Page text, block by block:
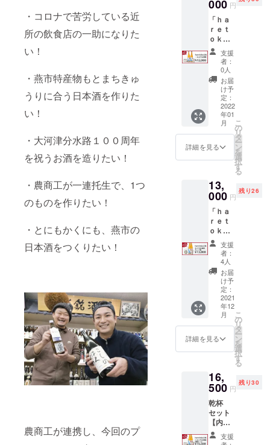
・コロナで苦労している近
所の飲食店の一助になりた
い！
・燕市特産物もとまちきゅ
うりに合う日本酒を作りた
い！
・大河津分水路１００周年
を祝うお酒を造りたい！
・農商工が一連托生で、1つ
のものを作りたい！
・とにもかくにも、燕市の
日本酒をつくりたい！
農商工が連携し、今回のプ
卓に欠
かせな
い商品
です。
熱々の
白米の
上にの
せて召
し上が
るもよ
し、お
酒の共
に召し
上がる
もよし
の万能
食品で
べて手
作業で
製造
し、添
加物・
保存料
を一切
使用し
ていま
せん。
・燕市
特産物
の食材
を使
用。
（①②
使用）
①「も
とまち
り」
（本町
そ菜出
荷組
合）
②「菌
床しい
たけ」
ワース
ポット
でもあ
る弥彦
山の水
と燕市
産五百
万石が
造り出
す日本
酒を是
非お試
しくだ
カッパ
１５０
潟県燕
市にあ
る「料
亭 明
治屋」
製造の
食品で
す。 地
元名産
の「も
とまち
きゅう
り」と
「菌床
しいた
け」を
メイン
食材に
し、家
庭の食
卓に欠
かせな
い商品
です。
熱々の
白米の
最適で
す。 パ
ワース
ポット
でもあ
る弥彦
山の水
と燕市
産五百
万石が
造り出
す日本
酒を是
非お試
さい。
屋 謹
空パッ
ク）：
１ケ ・
「想い
を込め
た御礼
状」
※「ｈａ
ｒｅｔ
ｏｋ
ｅ」
「昆布
パ」は
体験日
いたし
ます。
※当日
は、ス
ワッグ
作りの
専門家
の先生
をお招
きし丁
寧にご
指導し
ながら
の作成
になり
で、初
心者の
ご参加
いただ
けま
す。 ※
画像は
イメー
ジで
１５０
g」（料
亭 明治
屋 謹
製）：
１ケ ・
想いを
込めた
御礼状
￥１
０，０
００ ≪
清酒
ｈａｒ
ｅｔｏ
ぼりた
て生原
米：五
百万石
（燕市
産：ひ
うら農
場） 精
米歩
合：６
０％
（純米
吟醸規
格） ア
ル度
数：１
値） 五
百万石
ならで
はの、
コメの
旨味を
感じら
ぼりた
て生原
酒」７
２０
ml：１
本 ・
「まど
ろむ酒
器
桜」
（株式
会社新
越ワー
ク
ス）：
１５０
g」（料
亭 明治
屋 謹
製）：3
ケ ・想
いを込
めた御
礼状
￥１
１，０
００ 酒
米：五
百万石
（燕市
産：ひ
うら農
０％
（純米
格） ア
ルコー
ル度
数：１
000 円
「ｈａ
ｒｅｔ
ｏｋ
ｅ」２
本″まど
ろむ酒
器″セッ
ト（※２
０２２
年１月
お届け
品で
す。）
【内
容】 ・
「清
ａｒｅ
ｔｏｋ
ｅ 純
米吟
醸 し
ぼりた
て生原
酒」７
２０
ml：２
本 ・
「まど
ろむ酒
器
桜」
（株式
会社新
１ケ ・
「想い
を込め
た御礼
状」
￥１
２，０
支援
者：
0人
お届
け予
定：
2022
年01
月
詳細を見る
こ
の
リ
タ
ー
ン
を
選
択
す
る
13,
000 円
残り26
「ｈａ
ｒｅｔ
ｏｋｅ2
本」”ま
どろむ
器””昆
布カッ
パ”セッ
ト 【内
容】 ・
「清
酒 ｈ
ａｒｅ
ｔｏｋ
ｅ 純
醸 し
ぼりた
て生原
酒」７
２０
ml：２
本 ・
「まど
支援
者：
4人
お届
け予
定：
2021
年12
月
詳細を見る
こ
の
リ
タ
ー
ン
を
選
択
す
る
16,
500 円
残り30
乾杯
セット
【内
容】 ・
「清支援